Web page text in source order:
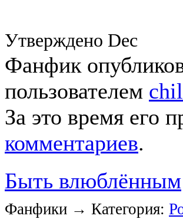
Утверждено Dec
Фанфик
пользователем
За это время его
комментариев.
Быть влюблённым
Фанфики → Категория: